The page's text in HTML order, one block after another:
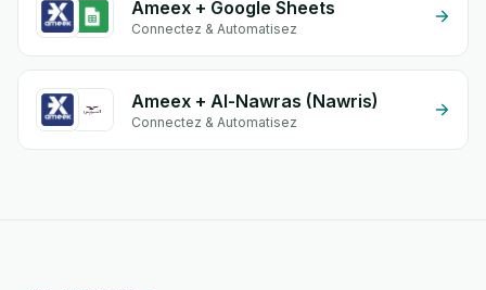
Ameex + Google Sheets
Connectez & Automatisez
Ameex + Al-Nawras (Nawris)
Connectez & Automatisez